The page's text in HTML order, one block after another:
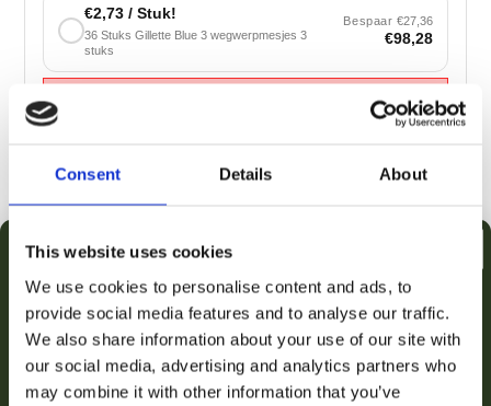
Consent Details About
This website uses cookies
We use cookies to personalise content and ads, to
provide social media features and to analyse our traffic.
We also share information about your use of our site with
our social media, advertising and analytics partners who
may combine it with other information that you’ve
€2,73 / Stuk!
36 Stuks Gillette Blue 3 wegwerpmesjes 3
stuks
Bespaar €27,36
€98,28
Er zijn niet genoeg artikelen op voorraad, kies een
kleinere bundel.
Voeg toe aan winkelwagen
🛒
Besteld
do 06 aug.
📦
Verzonden
vr 07 aug.
🚚
Geleverd
za 08 aug.
€2,50 KORTING OP JE
EERSTE AANKOOP